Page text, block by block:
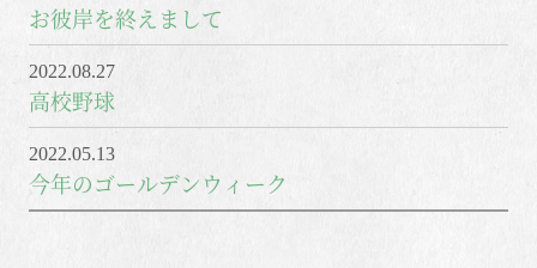
お彼岸を終えまして
2022.08.27
高校野球
2022.05.13
今年のゴールデンウィーク